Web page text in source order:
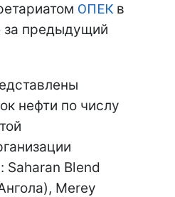
ОПЕКв
за предыдущий
нефти по числу
Saharan Blend
Merey